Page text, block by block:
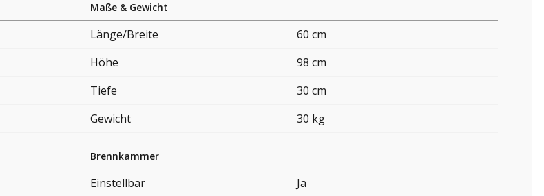
Maße & Gewicht
Länge/Breite
60 cm
Höhe
98 cm
Tiefe
30 cm
Gewicht
30 kg
Brennkammer
Einstellbar
Ja